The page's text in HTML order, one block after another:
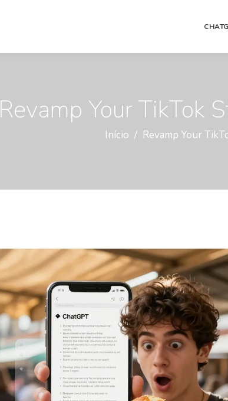
Revamp Your TikTok
Início Revamp Your